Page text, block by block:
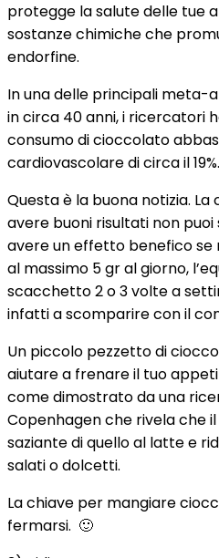
protegge la salute delle tue
sostanze chimiche che
endorfine.
In una delle principali meta-
in circa 40 anni, i ricercatori
consumo di cioccolato
cardiovascolare di circa il 19%.
Questa è la buona notizia.
avere buoni risultati non
avere un effetto benefico
al massimo 5 gr al giorno,
scacchetto 2 o 3 volte a
infatti a scomparire con il
Un piccolo pezzetto di
aiutare a frenare il tuo
come dimostrato da una
Copenhagen che rivela che
saziante di quello al latte e
salati o dolcetti.
La chiave per mangiare
fermarsi. 🙂